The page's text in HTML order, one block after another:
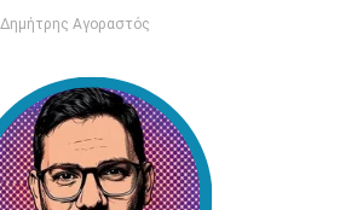
Δημήτρης Αγοραστός